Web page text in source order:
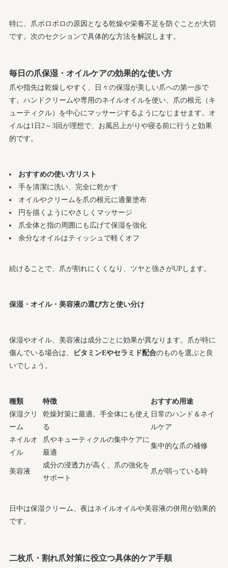
特に、爪ボロボロの原因となる乾燥や栄養不足を防ぐことが大切
です。次のセクションで具体的な方法を解説します。
毎日の爪保湿・オイルケアの効果的な使い方
爪や指先は乾燥しやすく、日々の保湿が美しい爪への第一歩で
す。ハンドクリームや専用のネイルオイルを使い、爪の根元（キ
ューティクル）を中心にマッサージするようになじませます。オ
イルは1日2～3回が理想で、お風呂上がりや寝る前に行うと効果
的です。
おすすめの使い方リスト
手を清潔に洗い、完全に乾かす
オイルやクリームを爪の根元に適量塗布
円を描くようにやさしくマッサージ
爪全体と指の周囲にも広げて保湿を強化
余分なオイルはティッシュで軽くオフ
続けることで、爪が割れにくくなり、ツヤと強さがUPします。
保湿・オイル・美容液の選び方と使い分け
保湿やオイル、美容液は成分ごとに効果が異なります。爪が特に
傷んでいる場合は、
ビタミンEやセラミド配合のものを選ぶと良
いでしょう。
種類 特徴
おすすめ用途
保湿クリ
ーム
乾燥対策に最適。手全体にも使え
る
日常のハンド＆ネイ
ルケア
ネイルオ
イル
爪やキューティクルの集中ケアに
最適
集中的な爪の補修
美容液
成分の浸透力が高く、爪の強化を
サポート
爪が弱っている時
日中は保湿クリーム、夜はネイルオイルや美容液の併用が効果的
です。
二枚爪・割れ爪対策に役立つ具体的ケア手順